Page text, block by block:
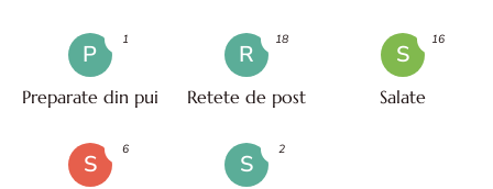
P
Preparate din pui
1
R
Retete de post
18
S
Salate
16
S
6
S
2